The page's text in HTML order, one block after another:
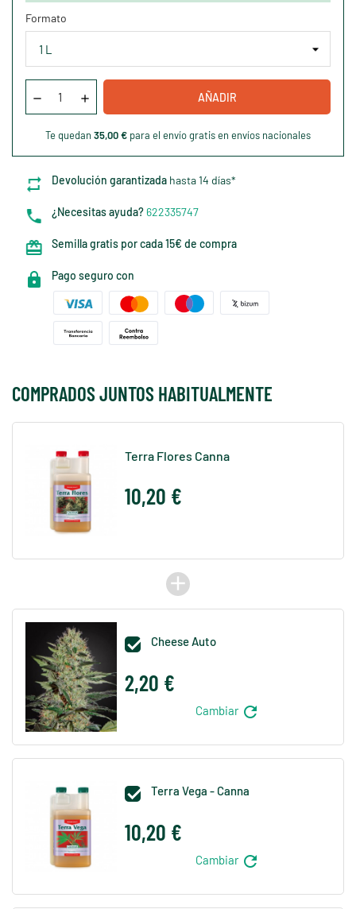
Formato
AÑADIR
Te quedan 35,00 € para el envío gratis en envíos nacionales
Devolución garantizada hasta 14 días*
¿Necesitas ayuda?622335747
Semilla gratis por cada 15€ de compra
Pago seguro con
COMPRADOS JUNTOS HABITUALMENTE
Terra Flores Canna
10,20 €
add
 Cheese Auto
2,20 €
Cambiar refresh
 Terra Vega - Canna
10,20 €
Cambiar refresh